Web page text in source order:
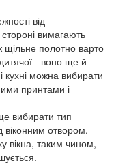
від
вимагають
щільне полотно варто
- воно ще й
кухні можна вибирати
принтами і
вибирати тип
віконним отвором.
вікна, таким чином,